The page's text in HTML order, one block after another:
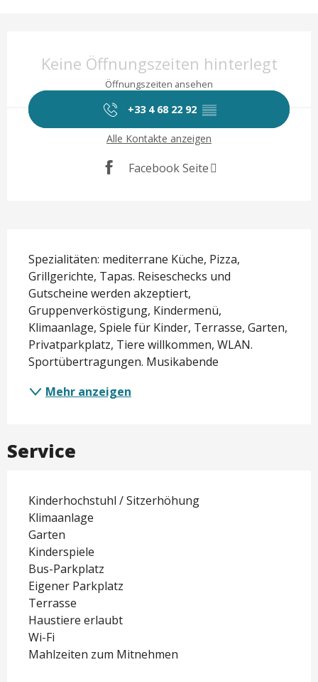
Keine Öffnungszeiten hinterlegt
Öffnungszeiten ansehen
+33 4 68 22 92 ▒▒
Alle Kontakte anzeigen
Facebook Seite
Spezialitäten: mediterrane Küche, Pizza,
Grillgerichte, Tapas. Reiseschecks und
Gutscheine werden akzeptiert,
Gruppenverköstigung, Kindermenü,
Klimaanlage, Spiele für Kinder, Terrasse, Garten,
Privatparkplatz, Tiere willkommen, WLAN.
Sportübertragungen. Musikabende
Mehr anzeigen
Service
Kinderhochstuhl / Sitzerhöhung
Klimaanlage
Garten
Kinderspiele
Bus-Parkplatz
Eigener Parkplatz
Terrasse
Haustiere erlaubt
Wi-Fi
Mahlzeiten zum Mitnehmen